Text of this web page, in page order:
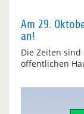
Am 29.
an!
Die Zeiten sind
öffentlichen